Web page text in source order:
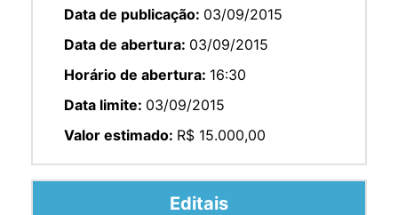
Data de publicação: 03/09/2015
Data de abertura: 03/09/2015
Horário de abertura: 16:30
Data limite: 03/09/2015
Valor estimado: R$ 15.000,00
Editais